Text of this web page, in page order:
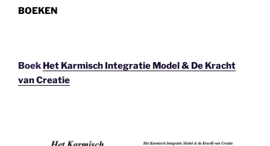
BOEKEN
Boek Het Karmisch Integratie Model & De Kracht
van Creatie